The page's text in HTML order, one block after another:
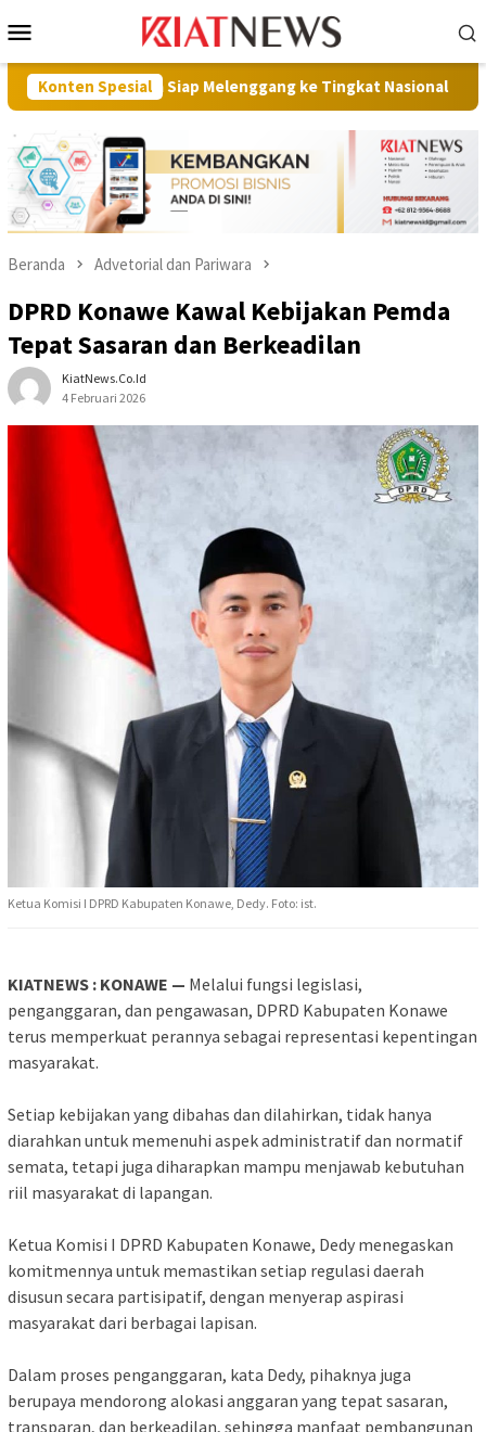
ke
Mobile
Konten Spesial
Melenggang ke Tingkat Nasional Bapanas
Beranda Advetorial dan Pariwara
DPRD Konawe Kawal Kebijakan Pemda
Tepat Sasaran dan Berkeadilan
KiatNews.co.id
4 Februari 2026
Ketua Komisi I DPRD Kabupaten Konawe, Dedy. Foto: ist.
KIATNEWS : KONAWE — Melalui fungsi legislasi,
penganggaran, dan pengawasan, DPRD Kabupaten Konawe
terus memperkuat perannya sebagai representasi kepentingan
masyarakat.
‎Setiap kebijakan yang dibahas dan dilahirkan, tidak hanya
diarahkan untuk memenuhi aspek administratif dan normatif
semata, tetapi juga diharapkan mampu menjawab kebutuhan
riil masyarakat di lapangan.
‎Ketua Komisi I DPRD Kabupaten Konawe, Dedy menegaskan
komitmennya untuk memastikan setiap regulasi daerah
disusun secara partisipatif, dengan menyerap aspirasi
masyarakat dari berbagai lapisan.
‎Dalam proses penganggaran, kata Dedy, pihaknya juga
berupaya mendorong alokasi anggaran yang tepat sasaran,
transparan, dan berkeadilan, sehingga manfaat pembangunan